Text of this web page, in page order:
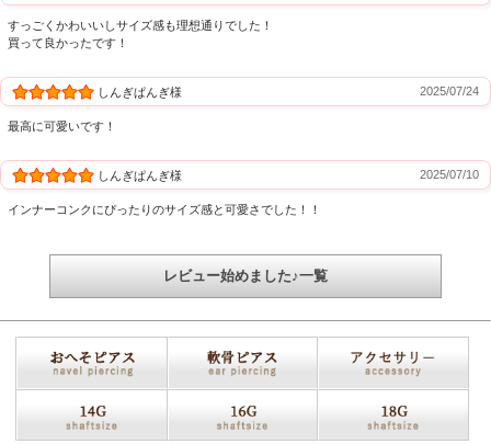
すっごくかわいいしサイズ感も理想通りでした！
買って良かったです！
しんぎぱんぎ様 2025/07/24
最高に可愛いです！
しんぎぱんぎ様 2025/07/10
インナーコンクにぴったりのサイズ感と可愛さでした！！
レビュー始めました♪一覧